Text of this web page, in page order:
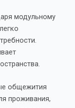
модульному
общежития
проживания,